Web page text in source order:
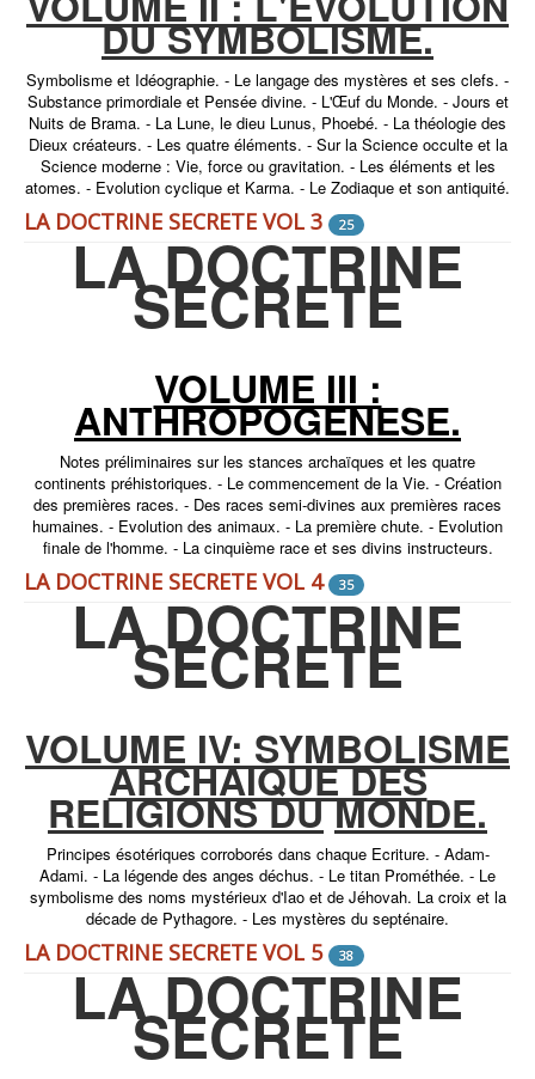
DU SYMBOLISME.
Symbolisme et Idéographie. - Le langage des mystères et ses clefs. -
Substance primordiale et Pensée divine. - L'Œuf du Monde. - Jours et
Nuits de Brama. - La Lune, le dieu Lunus, Phoebé. - La théologie des
Dieux créateurs. - Les quatre éléments. - Sur la Science occulte et la
Science moderne : Vie, force ou gravitation. - Les éléments et les
atomes. - Evolution cyclique et Karma. - Le Zodiaque et son antiquité.
LA DOCTRINE SECRETE VOL 3 25
LA DOCTRINE
SECRETE
VOLUME III :
ANTHROPOGENESE.
Notes préliminaires sur les stances archaïques et les quatre
continents préhistoriques. - Le commencement de la Vie. - Création
des premières races. - Des races semi-divines aux premières races
humaines. - Evolution des animaux. - La première chute. - Evolution
finale de l'homme. - La cinquième race et ses divins instructeurs.
LA DOCTRINE SECRETE VOL 4 35
LA DOCTRINE
SECRETE
VOLUME IV: SYMBOLISME
ARCHAIQUE DES
RELIGIONS DUMONDE.
Principes ésotériques corroborés dans chaque Ecriture. - Adam-
Adami. - La légende des anges déchus. - Le titan Prométhée. - Le
symbolisme des noms mystérieux d'Iao et de Jéhovah. La croix et la
décade de Pythagore. - Les mystères du septénaire.
LA DOCTRINE SECRETE VOL 5 38
LA DOCTRINE
SECRETE